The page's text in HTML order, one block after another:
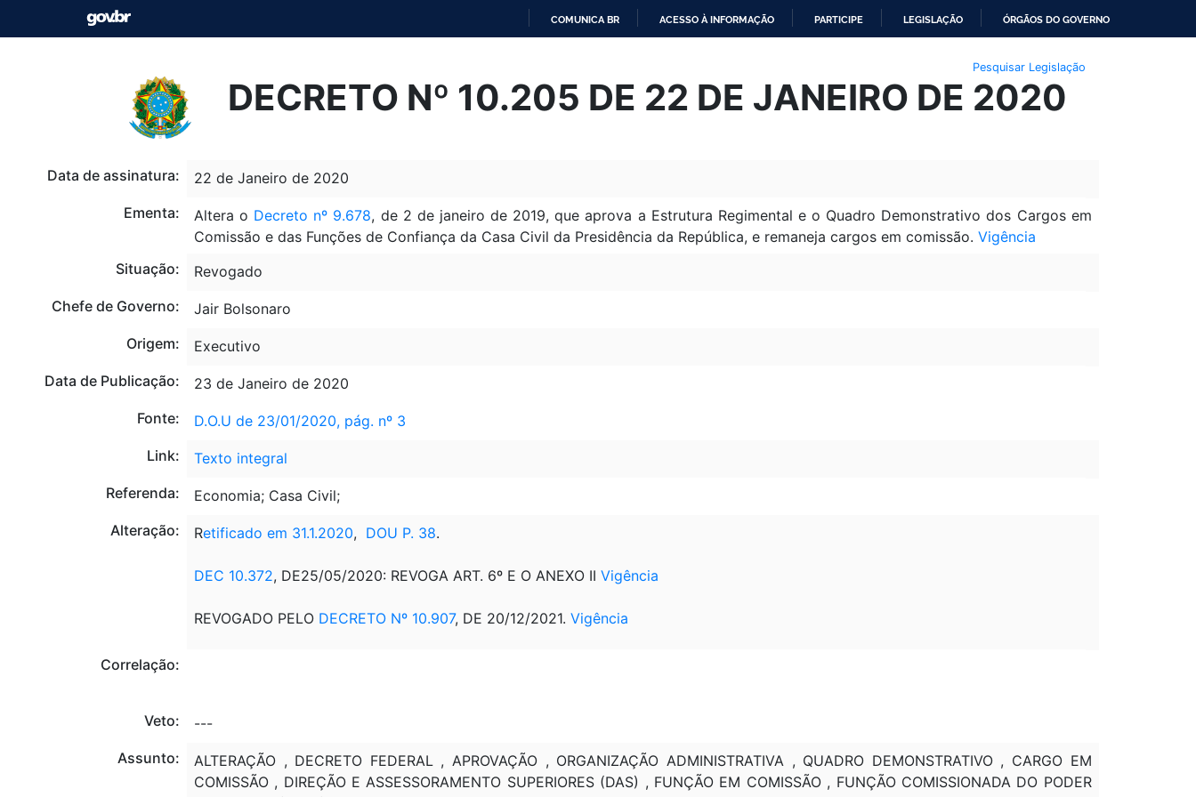
O
CONTEÚDO
COMUNICA BR ACESSO À INFORMAÇÃO PARTICIPE LEGISLAÇÃO ÓRGÃOS DO GOVERNO
Pesquisar Legislação
DECRETO Nº 10.205 DE 22 DE JANEIRO DE 2020
Data de assinatura:
22 de Janeiro de 2020
Ementa:
Altera o Decreto nº 9.678, de 2 de janeiro de 2019, que aprova a Estrutura Regimental e o Quadro Demonstrativo dos Cargos em
Comissão e das Funções de Confiança da Casa Civil da Presidência da República, e remaneja cargos em comissão. Vigência
Situação:
Revogado
Chefe de Governo:
Jair Bolsonaro
Origem:
Executivo
Data de Publicação:
23 de Janeiro de 2020
Fonte:
D.O.U de 23/01/2020, pág. nº 3
Link:
Texto integral
Referenda:
Economia; Casa Civil;
Alteração:
Retificado em 31.1.2020, DOU P. 38.
DEC 10.372, DE25/05/2020: REVOGA ART. 6º E O ANEXO II Vigência
REVOGADO PELO DECRETO Nº 10.907, DE 20/12/2021. Vigência
Correlação:
Veto:
---
Assunto:
ALTERAÇÃO , DECRETO FEDERAL , APROVAÇÃO , ORGANIZAÇÃO ADMINISTRATIVA , QUADRO DEMONSTRATIVO , CARGO EM
COMISSÃO , DIREÇÃO E ASSESSORAMENTO SUPERIORES (DAS) , FUNÇÃO EM COMISSÃO , FUNÇÃO COMISSIONADA DO PODER